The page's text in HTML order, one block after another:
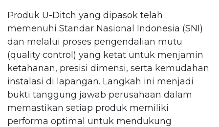
Produk U-Ditch yang dipasok telah
memenuhi Standar Nasional Indonesia (SNI)
dan melalui proses pengendalian mutu
(quality control) yang ketat untuk menjamin
ketahanan, presisi dimensi, serta kemudahan
instalasi di lapangan. Langkah ini menjadi
bukti tanggung jawab perusahaan dalam
memastikan setiap produk memiliki
performa optimal untuk mendukung